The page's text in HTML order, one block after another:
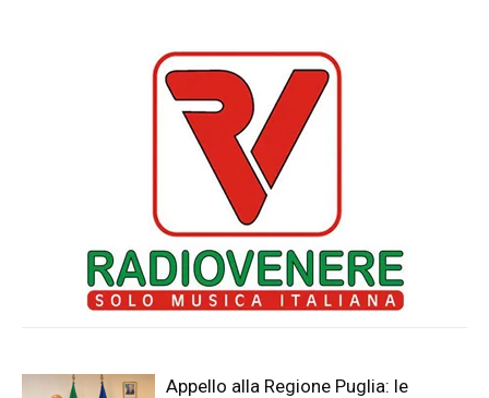
Appello alla Regione Puglia: le